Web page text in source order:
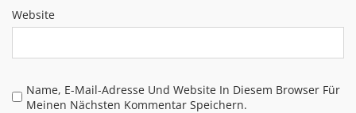
Website
Name, E-Mail-Adresse Und Website In Diesem Browser Für
Meinen Nächsten Kommentar Speichern.